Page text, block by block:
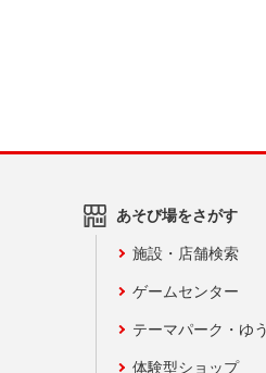
あそび場をさがす
施設・店舗検索
ゲームセンター
テーマパーク・ゆ
体験型ショップ